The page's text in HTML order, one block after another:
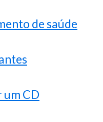
de saúde
um CD